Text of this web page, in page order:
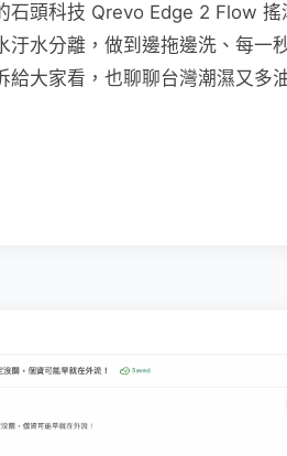
石頭科技 Qrevo Edge 2 Flow
汙水分離，做到邊拖邊洗、每一
給大家看，也聊聊台灣潮濕又多